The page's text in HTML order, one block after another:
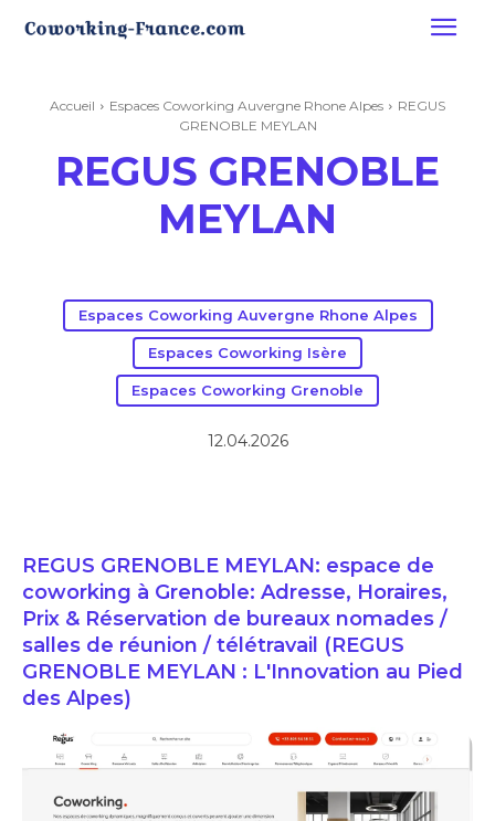
Accueil Espaces Coworking Auvergne Rhone Alpes
REGUS
GRENOBLE MEYLAN
REGUS GRENOBLE
MEYLAN
Espaces Coworking Auvergne Rhone Alpes
Espaces Coworking Isère
Espaces Coworking Grenoble
12.04.2026
REGUS GRENOBLE MEYLAN: espace de
coworking à Grenoble: Adresse, Horaires,
Prix & Réservation de bureaux nomades /
salles de réunion / télétravail (REGUS
GRENOBLE MEYLAN : L'Innovation au Pied
des Alpes)